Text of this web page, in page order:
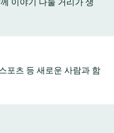
이야기 나눌 거리가 생
포츠 등 새로운 사람과 함